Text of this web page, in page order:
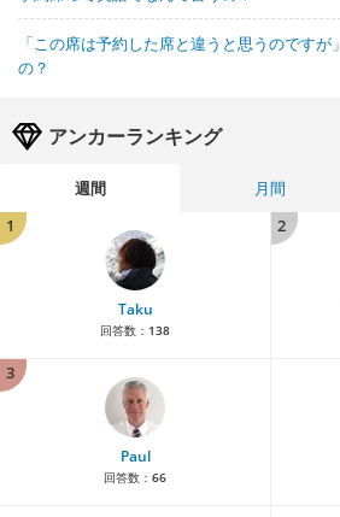
「この席は予約した席と違うと思うのですが
の？
アンカーランキング
週間 月間
1
Taku
回答数： 138
2
3
Paul
回答数： 66